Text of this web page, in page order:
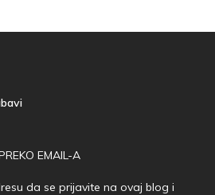
EMAIL-A
da se prijavite na ovaj blog i